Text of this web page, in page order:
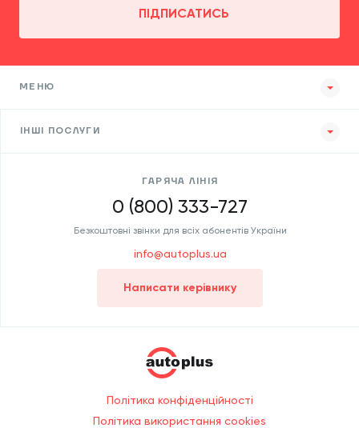
ПІДПИСАТИСЬ
МЕНЮ
ІНШІ ПОСЛУГИ
ГАРЯЧА ЛІНІЯ
0 (800) 333-727
Безкоштовні звінки для всіх абонентів України
info@autoplus.ua
Написати керівнику
Політика конфіденційності
Політика використання cookies